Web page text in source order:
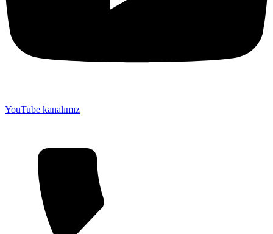
YouTube kanalımız